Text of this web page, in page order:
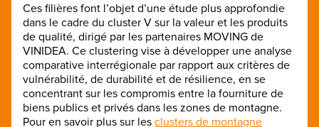
Ces filières font l’objet d’une étude plus approfondie
dans le cadre du cluster V sur la valeur et les produits
de qualité, dirigé par les partenaires MOVING de
VINIDEA. Ce clustering vise à développer une analyse
comparative interrégionale par rapport aux critères de
vulnérabilité, de durabilité et de résilience, en se
concentrant sur les compromis entre la fourniture de
biens publics et privés dans les zones de montagne.
Pour en savoir plus sur les clusters de montagne